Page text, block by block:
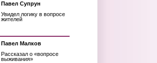
Павел Супрун
Увидел логику в вопросе
жителей
Павел Малков
Рассказал о «вопросе
выживания»